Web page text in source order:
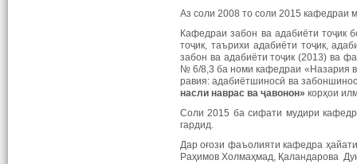
Аз соли 2008 то соли 2015 кафедраи
Кафедраи забон ва адабиёти тоҷик
тоҷик, таърихи адабиёти тоҷик,
забон ва адабиёти тоҷик (2013) ва
№ 6/8,3 ба номи кафедраи «Назария
равия: адабиётшиносӣ ва
насли наврас ва ҷавонон» корҳои
Соли 2015 ба сифати мудири
гардид.
Дар оғози фаъолияти кафедра
Раҳимов Холмаҳмад, Қаландарова